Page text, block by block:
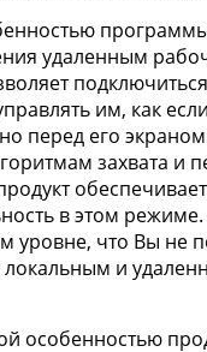
программы
удаленным
им, как
перед его
захвата и
в этом
уровне, что Вы не
и
особенностью